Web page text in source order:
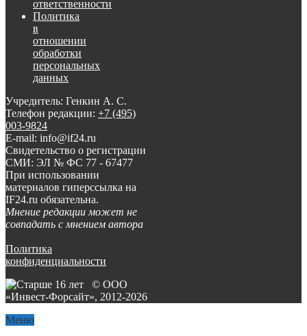
ответственности
Политика
в
отношении
обработки
персональных
данных
Учредитель: Генкин А. С.
Телефон редакции: +7 (495)
003-9824
E-mail: info@if24.ru
Свидетельство о регистрации
СМИ: ЭЛ № ФС 77 - 67477
При использовании
материалов гиперссылка на
IF24.ru обязательна.
Мнение редакции может не
совпадать с мнением автора
Политика
конфиденциальности
© ООО
«Инвест-Форсайт», 2012-2026
Меню